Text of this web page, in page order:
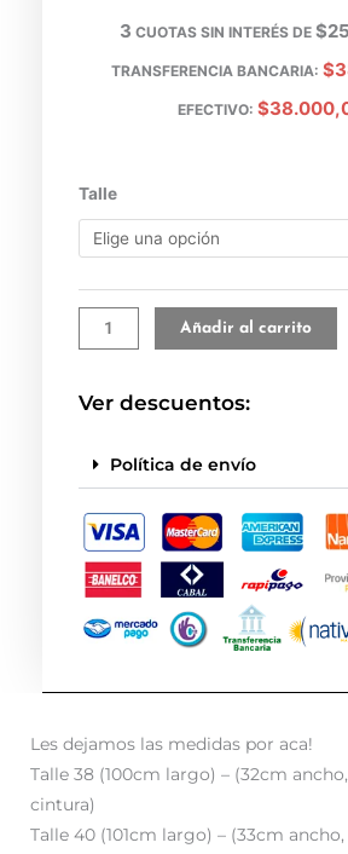
3 CUOTAS SIN INTERÉS DE
TRANSFERENCIA BANCARIA:
EFECTIVO:
Talle
Jean
Jordania
cantidad
Añadir al carrito
Ver descuentos:
Política de envío
Les dejamos las medidas por aca!
Talle 38 (100cm largo) – (32cm
cintura)
Talle 40 (101cm largo) – (33cm